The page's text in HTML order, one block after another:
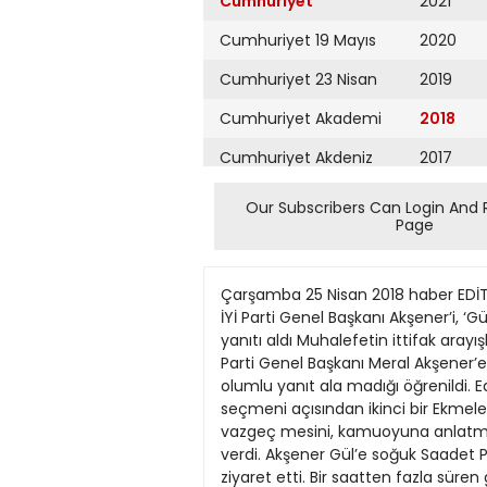
Cumhuriyet 19 Mayıs
Cumhuriyet 23 Nisan
Cumhuriyet Akademi
Cumhuriyet Akdeniz
Cumhuriyet Alışveriş
Cumhuriyet Ankara
Cumhuriyet Büyük
Taaruz
Cumhuriyet
Cumartesi
Cumhuriyet Çevre
2020
2019
2018
2017
2016
2015
2013
2012
2011
2010
2009
Our Subscribers Can Login And
Page
Çarşamba 25 Nisan 2018 haber EDİTÖR: ALPER İZBUL TASARIM: BAHADIR AKTAŞ 5 Akşener: Adaylığım kesin SP Genel Başkanı Karamollaoğlu, İYİ Parti Genel Başkanı Akşener’i, ‘Gül’ün ortak çatı aday olması’ konusunda ikna etmeye çalıştı ama ‘Gül, ikinci Ekmeleddin vakası olur’ yanıtı aldı Muhalefetin ittifak arayışları çerçevesinde Saadet Partisi (SP) Genel Başkanı Te mel Karamollaoğlu’nun dün ziyaret ettiği İYİ Parti Genel Başkanı Meral Akşener’e, “muhalefetin ortak çatı ada yın, Abdullah Gül olması konusunda uzlaşma” çağrısı yaptığı, ancak olumlu yanıt ala madığı öğrenildi. Edini len bilgiye göre Akşener, Gül’ün “ortak çatı adayı” olarak belirlenmesinin SELDA GÜNEYSU “CHP seçmeni açısından ikinci bir Ekmeleddin İh sanoğlu vakası olacağı na” dikkat çekti. Cumhurbaşkanlığı adaylığından bu saatten sonra vazgeç mesini, kamuoyuna anlatmasının çok zor olacağını vurgulayan Akşener, ken disinin CHP seçmeninden de oy alabi leceği mesajı verdi. Akşener Gül’e soğuk Saadet Partisi Genel Başkanı Temel Karamollaoğlu dün İYİ Parti Genel Başkanı Meral Akşener’i partisinde ziyaret etti. Bir saatten fazla süren görüşmede Karamollaoğlu’nun, Akşener’i, “muhalefetin ortak çatı adayının Abdullah Gül olması konusunda uzlaşmaya davet ettiği” öğrenildi. Edinilen bilgiye göre Akşener, bu öneriye sıcak bakmadı. İki lider, Gül’ün ya da Akşener’in aday olması durumundaki olası simülasyonlar üzerinde görüş alışverişinde bulundu. Akşener kanadı, cumhurbaşkanlığı seçimlerinde her partinin kendi adayını çıkarması görüşünde birleşirken, bu durumda “Erdoğan’ın oylarının düşeceğini” hesaplıyor. Ancak SP’nin de “Gül’ü cumhurbaşkanı adayı olarak belirlemesinden yana görüş bildiriyorlar: Eğer SP Gül’ü, ‘partisinin adayı’ olarak gösterirse, Gül, AKP tabanından oy alabilir. Bu da Erdoğan’ın ilk turda seçilmesini zorlaştırırken, Akşener’in ikinci turda ‘muhalefetin ortak adayı’ olarak sahaya çıkmasını güçlendirir. Böylece ikinci turda Akşener, hem DP ve ANAP’tan AKP’ye giden oyları toplama açısından hem de ikinci turda ‘CHP’nin desteğinin kendisine kayacağını’ düşündüğü için, ikinci turda cumhurbaşkanı olarak seçilebilir.” Görüşmede, Akşener’in, CHP’nin de kendi seçmenini toparlayacağı bir aday çıkarması gerektiği yolundaki görüşünü SP lideri Karamollaoğlu’na ilettiği belirtiliyor. İYİ Parti kana İYİ Parti Genel Başkanı Akşener, Saadet Partisi Genel Başkanı Karamollaoğlu ile görüştü. Karamollaoğlu Akşener’i, Abdullah Gül’ün ortak aday olması konusunda ikna edemedi. NECATİ SAVAŞ